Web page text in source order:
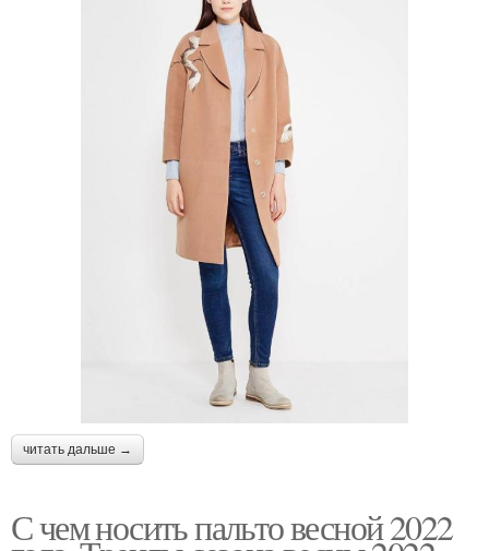
читать дальше →
С чем носить пальто весной 2022